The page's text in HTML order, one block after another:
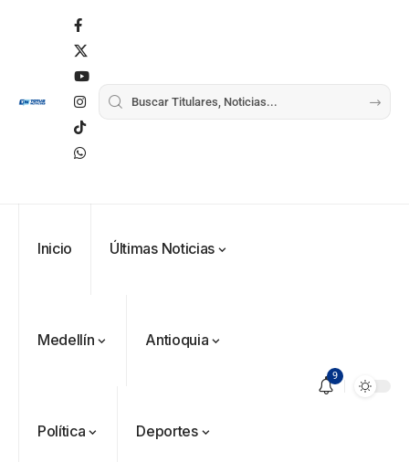
Inicio Últimas Noticias
Medellín Antioquia
Política Deportes
9